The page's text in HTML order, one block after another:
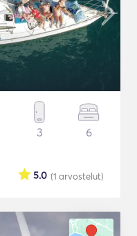
3 6
(1 arvostelut)
5.0